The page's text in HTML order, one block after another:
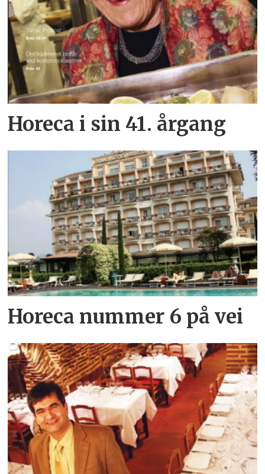
Horeca i sin 41. årgang
Horeca nummer 6 på vei